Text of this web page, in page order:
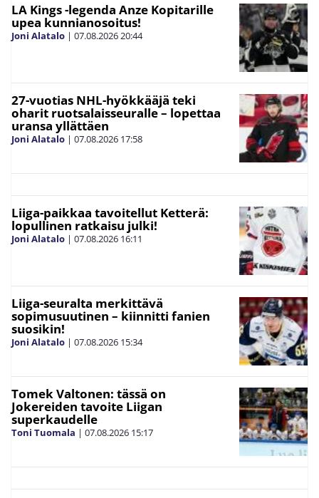
LA Kings -legenda Anze Kopitarille
upea kunnianosoitus!
Joni Alatalo | 07.08.202620:44
27-vuotias NHL-hyökkääjä teki
oharit ruotsalaisseuralle – lopettaa
uransa yllättäen
Joni Alatalo | 07.08.2026 17:58
Liiga-paikkaa tavoitellut Ketterä:
lopullinen ratkaisu julki!
Joni Alatalo | 07.08.2026 16:11
Liiga-seuralta merkittävä
sopimusuutinen – kiinnitti fanien
suosikin!
Joni Alatalo | 07.08.2026 15:34
Tomek Valtonen: tässä on
Jokereiden tavoite Liigan
superkaudelle
Toni Tuomala | 07.08.2026 15:17